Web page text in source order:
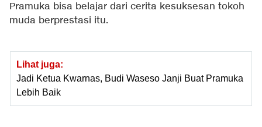
Pramuka bisa belajar dari cerita kesuksesan tokoh
muda berprestasi itu.
Lihat juga:
Jadi Ketua Kwarnas, Budi Waseso Janji Buat Pramuka
Lebih Baik